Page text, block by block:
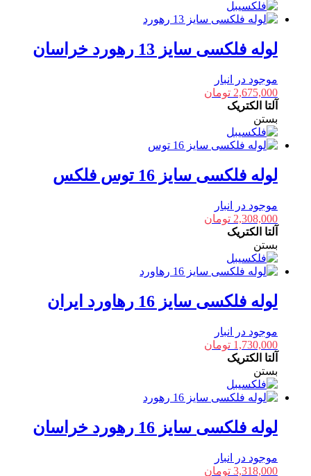
لوله فلکسی سایز 13 رهورد خراسان
موجود در انبار
2,675,000 تومان
آلتا الکتریک
بستن
لوله فلکسی سایز 16 توس فلکس
موجود در انبار
2,308,000 تومان
آلتا الکتریک
بستن
لوله فلکسی سایز 16 رهاورد ایران
موجود در انبار
1,730,000 تومان
آلتا الکتریک
بستن
لوله فلکسی سایز 16 رهورد خراسان
موجود در انبار
3,318,000 تومان